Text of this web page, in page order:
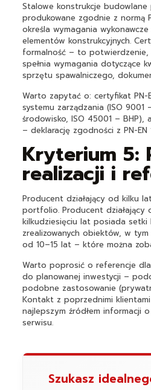
Stalowe konstrukcje budowlane
produkowane zgodnie z normą
określa wymagania
elementów konstrukcyjnych.
formalność – to potwierdzenie,
spełnia wymagania dotyczące
sprzętu spawalniczego,
Warto zapytać o: certyfikat PN-
systemu zarządzania (ISO 9001
środowisko, ISO 45001 – BHP),
– deklarację zgodności z PN-EN
Kryterium 5:
realizacji i
Producent działający od kilku
portfolio. Producent działający
kilkudziesięciu lat posiada setki
zrealizowanych obiektów, w
od 10–15 lat – które można
Warto poprosić o referencje
do planowanej inwestycji –
podobne zastosowanie
Kontakt z poprzednimi
najlepszym źródłem informacji
serwisu.
Szukasz